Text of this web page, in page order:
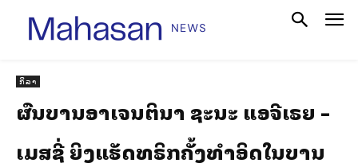
ກິລາ
ຜົນບານອາເຈນຕິນາ ຊະນະ ແອລຈີເຣຍ –
ເມສຊີ່ ຍິງແຮັດທຣິກຄັ້ງທຳອິດໃນບານ